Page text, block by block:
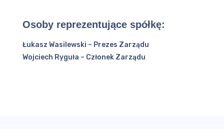
Osoby reprezentujące spółkę:
Łukasz Wasilewski – Prezes Zarządu
Wojciech Ryguła – Członek Zarządu